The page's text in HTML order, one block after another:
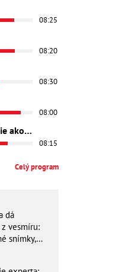
08:25
08:20
08:30
08:00
Moja mama varí lepšie ako tvoja
08:15
Celý program
dá
vesmíru:
snímky,